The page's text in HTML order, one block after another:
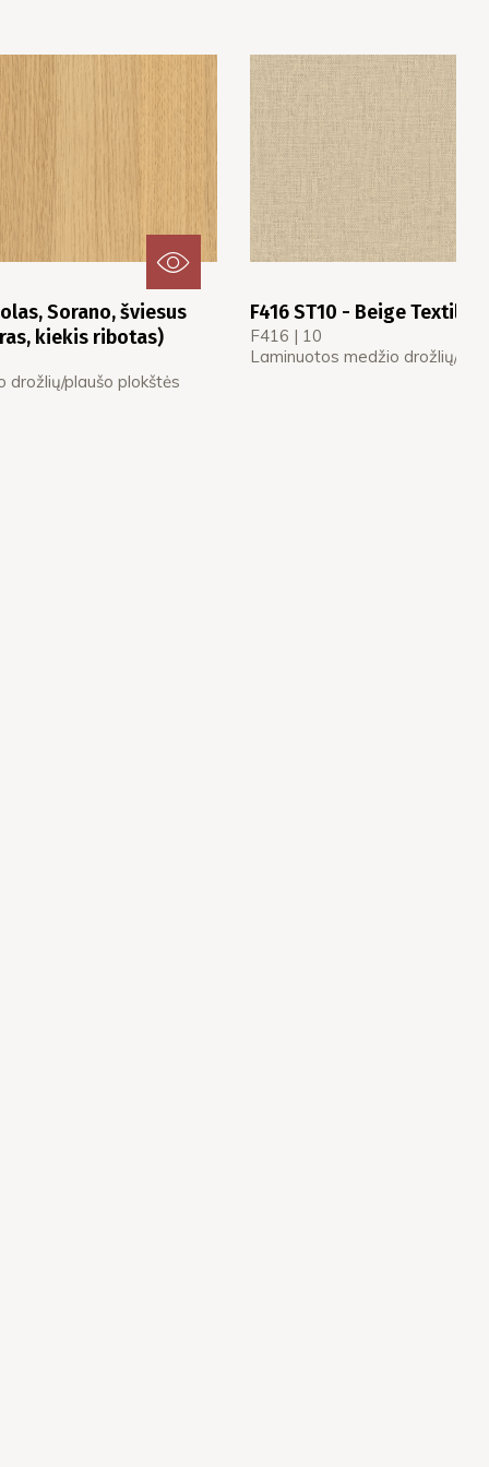
Sorano, šviesus
kiekis ribotas)
drožlių/plaušo plokštės
F416 ST10 - Beige Textile
F416 | 10
Laminuotos medžio drožlių/